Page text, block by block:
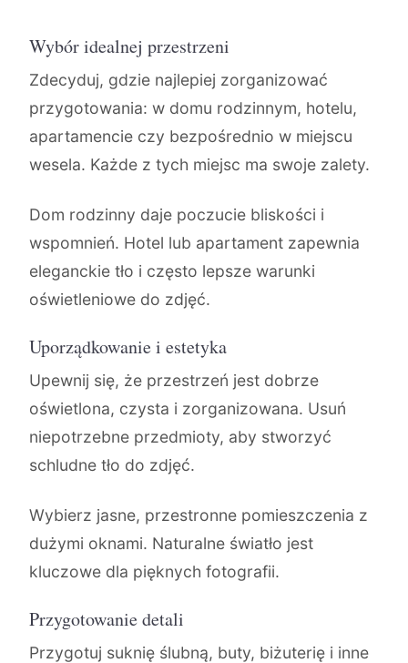
Wybór idealnej przestrzeni
Zdecyduj, gdzie najlepiej zorganizować
przygotowania: w domu rodzinnym, hotelu,
apartamencie czy bezpośrednio w miejscu
wesela. Każde z tych miejsc ma swoje zalety.
Dom rodzinny daje poczucie bliskości i
wspomnień. Hotel lub apartament zapewnia
eleganckie tło i często lepsze warunki
oświetleniowe do zdjęć.
Uporządkowanie i estetyka
Upewnij się, że przestrzeń jest dobrze
oświetlona, czysta i zorganizowana. Usuń
niepotrzebne przedmioty, aby stworzyć
schludne tło do zdjęć.
Wybierz jasne, przestronne pomieszczenia z
dużymi oknami. Naturalne światło jest
kluczowe dla pięknych fotografii.
Przygotowanie detali
Przygotuj suknię ślubną, buty, biżuterię i inne